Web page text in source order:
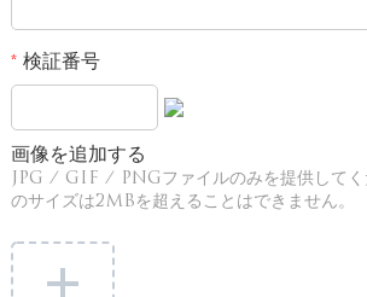
*検証番号
画像を追加する
JPG / GIF / PNGファイルのみを提供してく
のサイズは2MBを超えることはできません。